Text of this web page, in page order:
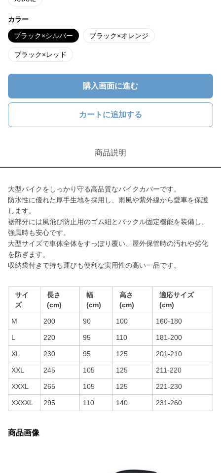
カラー
ブラック×シルバー ブラック×オレンジ
ブラック×レッド
購入画面に進む
カートに追加する
商品説明
大型バイクをしっかり守る高品質なバイクカバーです。
防水性に優れた厚手生地を採用し、雨風や紫外線から愛車を保護
します。
裾部分には風飛び防止用のゴム紐とバックル固定機能を装備し、
強風時も安心です。
大型サイズで車体全体をすっぽり覆い、屋外保管時の汚れや劣化
を防ぎます。
収納袋付きで持ち運びも便利な実用性の高い一品です。
サイ
ズ
長さ
(cm)
幅
(cm)
高さ
(cm)
適応サイズ
(cm)
M 200 90 100 160-180
L 220 95 110 181-200
XL 230 95 125 201-210
XXL 245 105 125 211-220
XXXL 265 105 125 221-230
XXXXL 295 110 140 231-260
商品画像